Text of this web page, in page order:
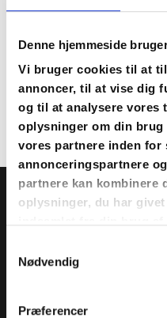
Denne hjemmeside
Vi bruger cookies til at
annoncer, til at vise dig
og til at analysere vores
oplysninger om din brug
vores partnere inden for
annonceringspartnere
partnere kan kombinere
oplysninger, du har
Nødvendig
Præferencer
Årsregnskab 2020
Referat
Formandens beretning
Regnskab 2019
Kontakt